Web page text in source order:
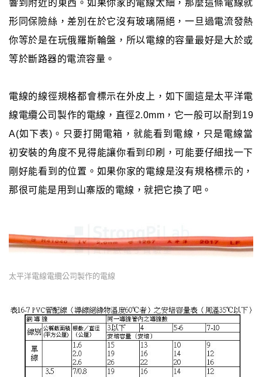
響到附近的東西。如果你家的電線太細，那麼這條電線就
形同保險絲，差別在於它沒有玻璃隔絕，一旦過電流發熱
你等於是在玩俄羅斯輪盤，所以電線的容量最好是大於或
等於斷路器的電流容量。
電線的線徑規格都會標示在外皮上，如下圖這是太平洋電
線電纜公司製作的電線，直徑2.0mm，它一般可以耐到19
A(如下表)。只要打開電箱，就能看到電線，只是電線當
初安裝的角度不見得能讓你看到印刷，可能要仔細找一下
剛好能看到的位置。如果你家的電線是沒有規格標示的，
那很可能是用到山寨版的電線，就把它換了吧。
太平洋電線電纜公司製作的電線